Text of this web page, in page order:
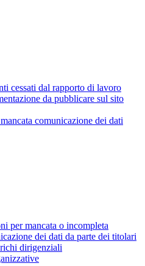
cessati dal rapporto di lavoro
da pubblicare sul sito
comunicazione dei dati
per mancata o incompleta
dei dati da parte dei titolari
dirigenziali